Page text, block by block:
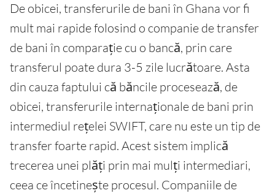
De obicei, transferurile de bani în Ghana vor fi
mult mai rapide folosind o companie de transfer
de bani în comparație cu o bancă, prin care
transferul poate dura 3-5 zile lucrătoare. Asta
din cauza faptului că băncile procesează, de
obicei, transferurile internaționale de bani prin
intermediul rețelei SWIFT, care nu este un tip de
transfer foarte rapid. Acest sistem implică
trecerea unei plăți prin mai mulți intermediari,
ceea ce încetinește procesul. Companiile de